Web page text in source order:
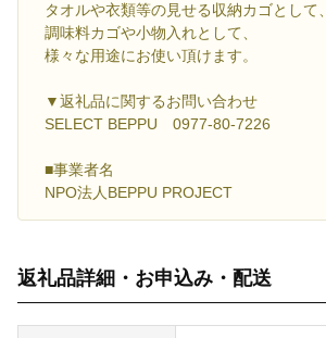
タオルや衣類等の見せる収納カゴとして、
調味料カゴや小物入れとして、
様々な用途にお使い頂けます。
▼返礼品に関するお問い合わせ
SELECT BEPPU 0977-80-7226
■事業者名
NPO法人BEPPU PROJECT
返礼品詳細・お申込み・配送